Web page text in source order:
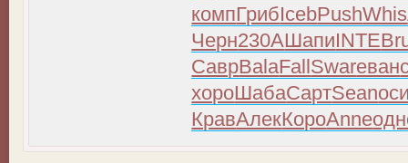
компГрибIcebPushWhis
Черн230AШапиINTE
СаврBalaFallSwarеван
хороШабаСартSean
КравАлекКороAnne